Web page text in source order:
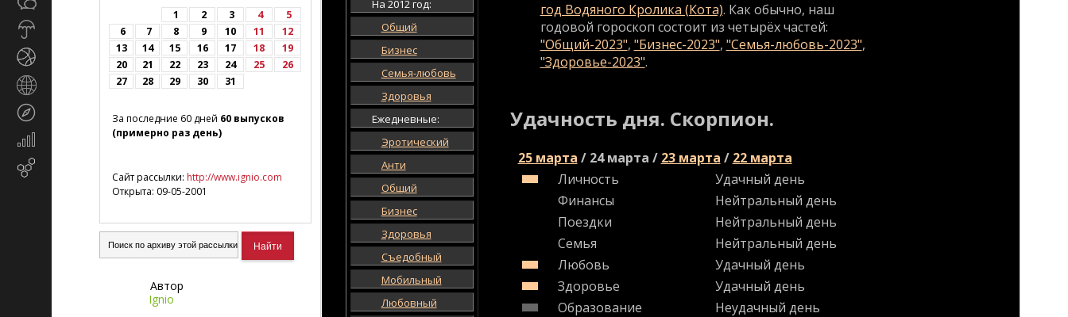
Экономика
маркетинг
1 2 3 4
5
6
7 8 9 10 11
12
13
14 15 16 17 18
19
20
21 22 23 24 25
26
27
28 29 30 31
За последние 60 дней 60 выпусков
(примерно раз день)
Сайт рассылки: http://www.ignio.com
Открыта: 09-05-2001
Автор
Ignio
На 2012 год:
Общий
Бизнес
Семья-любовь
Здоровья
Ежедневные:
Эротический
Анти
Общий
Бизнес
Здоровья
Съедобный
Мобильный
Любовный
год Водяного Кролика (Кота). Как обычно, наш
годовой гороскоп состоит из четырёх частей:
"Общий-2023", "Бизнес-2023", "Семья-любовь-2023",
"Здоровье-2023".
Удачность дня. Скорпион.
25 марта / 24 марта / 23 марта / 22 марта
Личность
Удачный день
Финансы
Нейтральный день
Поездки
Нейтральный день
Семья
Нейтральный день
Любовь
Удачный день
Здоровье
Удачный день
Образование
Неудачный день